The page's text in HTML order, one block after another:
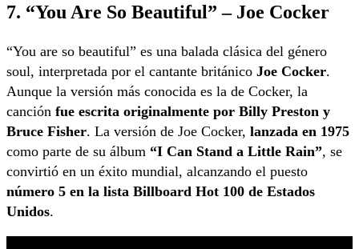
7. “You Are So Beautiful” – Joe Cocker
“You are so beautiful” es una balada clásica del género
soul, interpretada por el cantante británico Joe Cocker.
Aunque la versión más conocida es la de Cocker, la
canción fue escrita originalmente por Billy Preston y
Bruce Fisher. La versión de Joe Cocker, lanzada en 1975
como parte de su álbum “I Can Stand a Little Rain”, se
convirtió en un éxito mundial, alcanzando el puesto
número 5 en la lista Billboard Hot 100 de Estados
Unidos.